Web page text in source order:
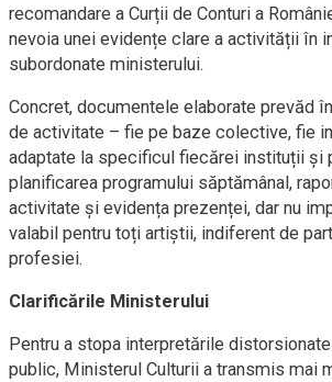
recomandare a Curții de Conturi a
nevoia unei evidențe clare a activității în
subordonate ministerului.
Concret, documentele elaborate prevăd
de activitate – fie pe baze colective, fie
adaptate la specificul fiecărei instituții și
planificarea programului săptămânal,
activitate și evidența prezenței, dar nu
valabil pentru toți artiștii, indiferent de
profesiei.
Clarificările Ministerului
Pentru a stopa interpretările
public, Ministerul Culturii a transmis mai